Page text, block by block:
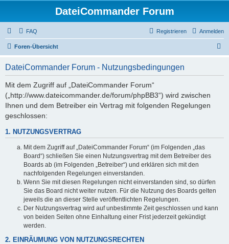
DateiCommander Forum
FAQ Anmelden
Registrieren
Foren-Übersicht
DateiCommander Forum - Nutzungsbedingungen
Mit dem Zugriff auf „DateiCommander Forum“
(„http://www.dateicommander.de/forum/phpBB3“) wird zwischen
Ihnen und dem Betreiber ein Vertrag mit folgenden Regelungen
geschlossen:
1. NUTZUNGSVERTRAG
Mit dem Zugriff auf „DateiCommander Forum“ (im Folgenden „das
Board“) schließen Sie einen Nutzungsvertrag mit dem Betreiber des
Boards ab (im Folgenden „Betreiber“) und erklären sich mit den
nachfolgenden Regelungen einverstanden.
Wenn Sie mit diesen Regelungen nicht einverstanden sind, so dürfen
Sie das Board nicht weiter nutzen. Für die Nutzung des Boards gelten
jeweils die an dieser Stelle veröffentlichten Regelungen.
Der Nutzungsvertrag wird auf unbestimmte Zeit geschlossen und kann
von beiden Seiten ohne Einhaltung einer Frist jederzeit gekündigt
werden.
2. EINRÄUMUNG VON NUTZUNGSRECHTEN